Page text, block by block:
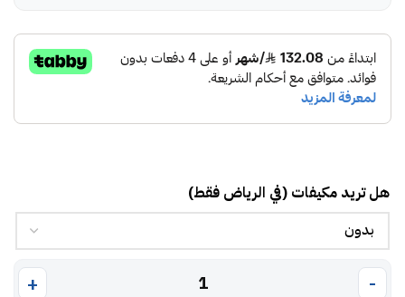
هل تريد مكيفات (في الرياض فقط)